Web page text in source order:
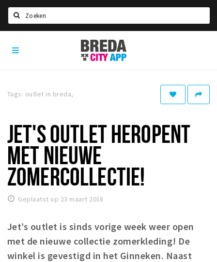
Home
Eten
Drinken
Slapen
Winkelgebieden
Parkeren
Breda
City
App
Tags: outlet in breda,
JET'S OUTLET HEROPENT
MET NIEUWE
ZOMERCOLLECTIE!
Geplaatst op 23 maart 2018
Jet’s outlet is sinds vorige week weer open
met de nieuwe collectie zomerkleding! De
winkel is gevestigd in het Ginneken. Naast